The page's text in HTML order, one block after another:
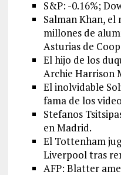
S&P: -0.16%;
Salman Khan,
millones de
Asturias de
El hijo de los
Archie Harrison
El inolvidable
fama de los
Stefanos
en Madrid.
El Tottenham
Liverpool tras
AFP: Blatter